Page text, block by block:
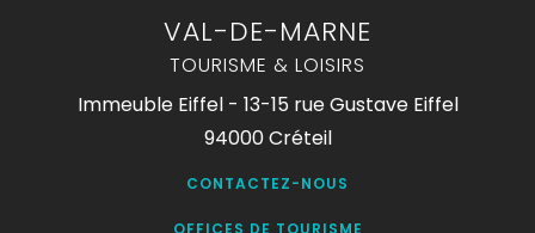
VAL-DE-MARNE
TOURISME & LOISIRS
Immeuble Eiffel - 13-15 rue Gustave Eiffel
94000 Créteil
CONTACTEZ-NOUS
OFFICES DE TOURISME